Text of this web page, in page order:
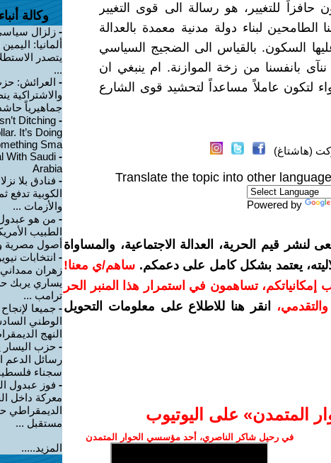
حافزاً للتغيير، هو رسالة الى قوى التغيير
الطامحين لبناء دولة مدنية معمدة بالعدالة
السكون. بالقياس الى الضجيج السياسي
بانفسنا من زخة الموازنة. ام ينبغي ان
لتكون عاملاً مساعداً لتحشيد قوى الشارع
(هاشتاغ)
Translate the topic into other
Powered by
قيم الحرية، العدالة الاجتماعية، والمساواة
يعتمد بشكل كامل على دعمكم. ساهم/ي معنا!
أكثر حسب إمكانياتكم، تساهمون في استمرار هذا المنبر الحر
،
انقر هنا للاطلاع على معلومات التحويل
المتمدن» على اليوتيوب
في رحيل شاكر الناصري، أحد مؤسسي الحوار المتمدن
وكالة
- زلزال
ألمانيا:
يتصدر
...
- العرائش:
والاشتراكية
جماهيرياً
-
Ditching
It’s Doing
Sma ...
-
With Saudi
Arabia
- فنادق بلا
الكوبية تدفع
والأزمات ...
- من هو
الطبيب
أصول مصرية
- انتخابات
زهران
يساري يربك
ترامب ...
- جميعا لإنجاح
الوطني
النهج
- حزب
رسائل الدعم
سجناء
- فوز عبدول
معركة داخل
الديمقراطي
مستقبل ...
المزيد.....